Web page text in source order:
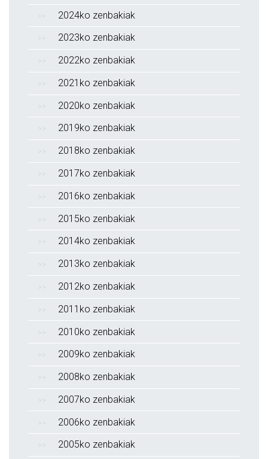
2024ko zenbakiak
2023ko zenbakiak
2022ko zenbakiak
2021ko zenbakiak
2020ko zenbakiak
2019ko zenbakiak
2018ko zenbakiak
2017ko zenbakiak
2016ko zenbakiak
2015ko zenbakiak
2014ko zenbakiak
2013ko zenbakiak
2012ko zenbakiak
2011ko zenbakiak
2010ko zenbakiak
2009ko zenbakiak
2008ko zenbakiak
2007ko zenbakiak
2006ko zenbakiak
2005ko zenbakiak